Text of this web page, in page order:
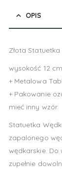
OPIS
Złota
wysokość 12 cm
+ Metalowa
+ Pakowanie
mieć inny wzór.
Statuetka
zapalonego
wędkarskie. Do
zupełnie